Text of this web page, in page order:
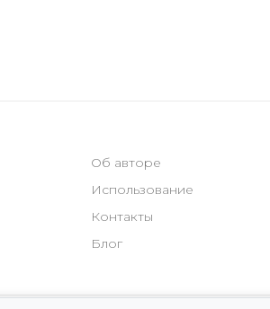
Об авторе
Использование
Контакты
Блог